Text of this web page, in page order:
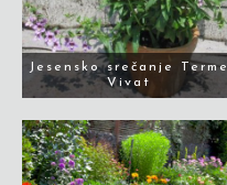
Jesensko srečanje Terme
Vivat